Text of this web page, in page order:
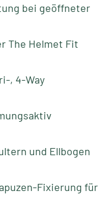
bei geöffneter
The Helmet Fit
, 4-Way
und Ellbogen
Fixierung für